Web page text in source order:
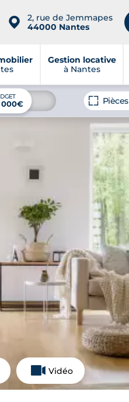
📍
2, rue de Jemmapes
44000 Nantes
Gestion locative
à Nantes
000€ Pièces
Vidéo